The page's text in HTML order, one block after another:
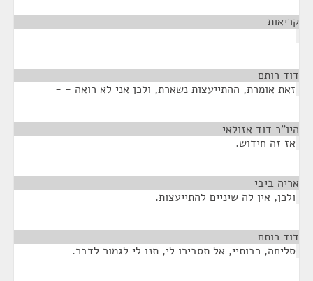
קריאות
- - -
דוד רותם
זאת אומרת, ההתייעצות נשארת, ולכן אני לא רואה - -
היו"ר דוד אזולאי
אז זה חידוש.
אריה ביבי
ולכן, אין לה שיניים להתייעצות.
דוד רותם
סליחה, רבותיי, אל תסבירו לי, תנו לי לגמור לדבר.